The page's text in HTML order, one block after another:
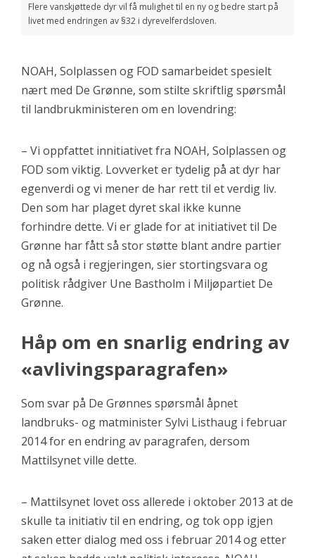
Flere vanskjøttede dyr vil få mulighet til en ny og bedre start på
livet med endringen av §32 i dyrevelferdsloven.
NOAH, Solplassen og FOD samarbeidet spesielt
nært med De Grønne, som stilte skriftlig spørsmål
til landbrukministeren om en lovendring:
– Vi oppfattet innitiativet fra NOAH, Solplassen og
FOD som viktig. Lovverket er tydelig på at dyr har
egenverdi og vi mener de har rett til et verdig liv.
Den som har plaget dyret skal ikke kunne
forhindre dette. Vi er glade for at initiativet til De
Grønne har fått så stor støtte blant andre partier
og nå også i regjeringen, sier stortingsvara og
politisk rådgiver Une Bastholm i Miljøpartiet De
Grønne.
Håp om en snarlig endring av
«avlivingsparagrafen»
Som svar på De Grønnes spørsmål åpnet
landbruks- og matminister Sylvi Listhaug i februar
2014 for en endring av paragrafen, dersom
Mattilsynet ville dette.
– Mattilsynet lovet oss allerede i oktober 2013 at de
skulle ta initiativ til en endring, og tok opp igjen
saken etter dialog med oss i februar 2014 og etter